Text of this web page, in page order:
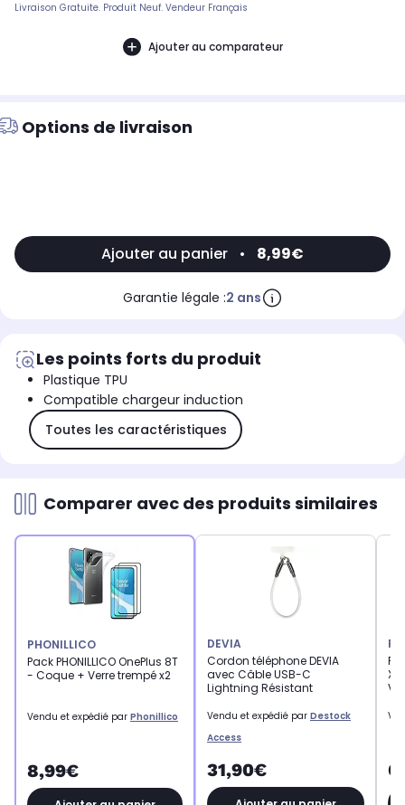
Livraison Gratuite. Produit Neuf. Vendeur Français
Ajouter au comparateur
Options de livraison
Ajouter au panier • 8,99€
Garantie légale :2 ans
Les points forts du produit
Plastique TPU
Compatible chargeur induction
Toutes les caractéristiques
Comparer avec des produits similaires
PHONILLICO
Pack PHONILLICO OnePlus 8T
- Coque + Verre trempé x2
Vendu et expédié par Phonillico
8,99€
DEVIA
Cordon téléphone DEVIA
avec Câble USB-C
Lightning Résistant
Vendu et expédié par Destock
Access
31,90€